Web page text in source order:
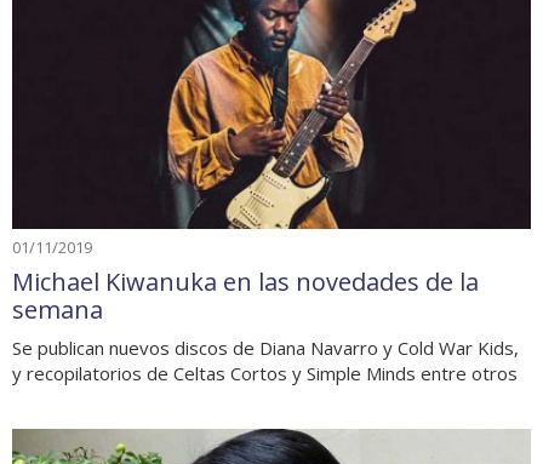
01/11/2019
Michael Kiwanuka en las novedades de la
semana
Se publican nuevos discos de Diana Navarro y Cold War Kids,
y recopilatorios de Celtas Cortos y Simple Minds entre otros